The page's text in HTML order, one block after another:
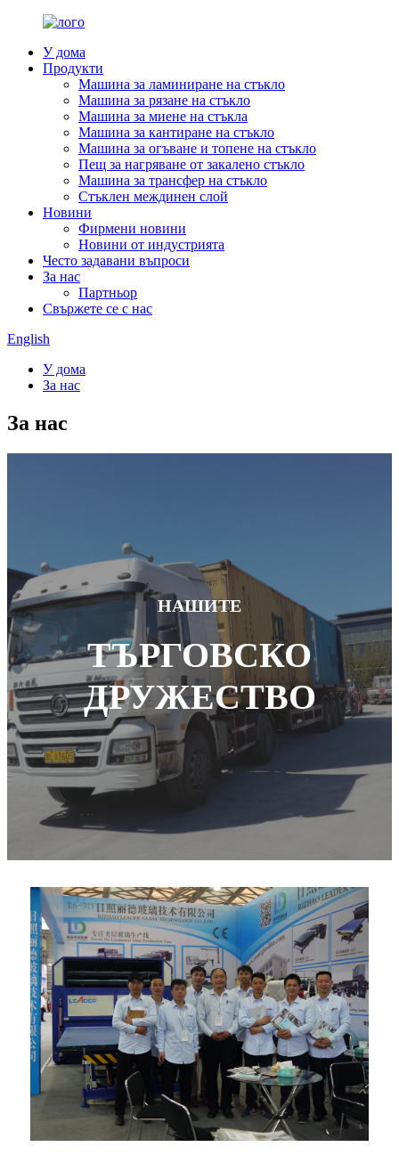
У дома
Продукти
Машина за ламиниране на стъкло
Машина за рязане на стъкло
Машина за миене на стъкла
Машина за кантиране на стъкло
Машина за огъване и топене на стъкло
Пещ за нагряване от закалено стъкло
Машина за трансфер на стъкло
Стъклен междинен слой
Новини
Фирмени новини
Новини от индустрията
Често задавани въпроси
За нас
Партньор
Свържете се с нас
English
У дома
За нас
За нас
НАШИТЕ
ТЪРГОВСКО
ДРУЖЕСТВО